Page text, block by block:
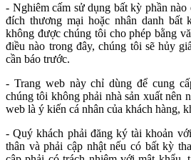
- Nghiêm cấm sử dụng bất kỳ phần
đích thương mại hoặc nhân danh bất
không được chúng tôi cho phép bằng
điều nào trong đây, chúng tôi sẽ hủy
cần báo trước.
- Trang web này chỉ dùng để cung
chúng tôi không phải nhà sản xuất nên
web là ý kiến cá nhân của khách hàng,
- Quý khách phải đăng ký tài khoản
thân và phải cập nhật nếu có bất kỳ